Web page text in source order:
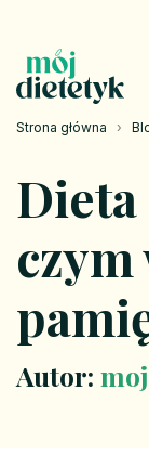
Strona główna ›
Dieta
Autor: